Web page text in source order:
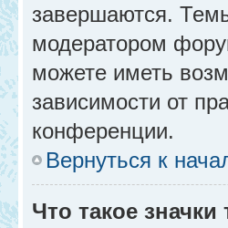
завершаются.
модератором
можете иметь
зависимости от
конференции.
Вернуться к
Что такое значки